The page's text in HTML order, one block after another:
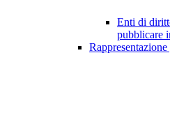
Enti di
pubblicare